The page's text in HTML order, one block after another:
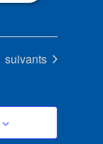
Évènements
suivants